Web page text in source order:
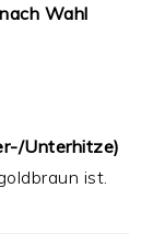
Wahl
Unterhitze)
ist.